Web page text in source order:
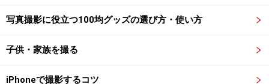
さて、なぜこんな写り方になってしまうのでしょうか。
それは、シャッタースピードに原因があります。少し写
写真撮影に役立つ100均グッズの選び方・使い方
子供・家族を撮る
iPhoneで撮影するコツ